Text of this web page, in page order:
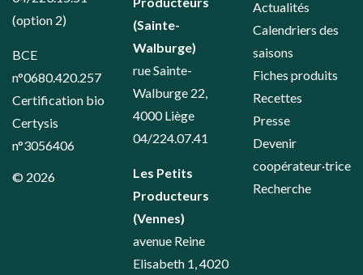
(option 2)
BCE
n°0680.420.257
Certification bio
Certysis
n°3056406
© 2026
(Sainte-
Walburge)
rue Sainte-
Walburge 22,
4000 Liège
04/224.07.41
Les Petits
Producteurs
(Vennes)
avenue Reine
Elisabeth 1, 4020
Actualités
Calendriers des
saisons
Fiches produits
Recettes
Presse
Devenir
coopérateur·trice
Recherche